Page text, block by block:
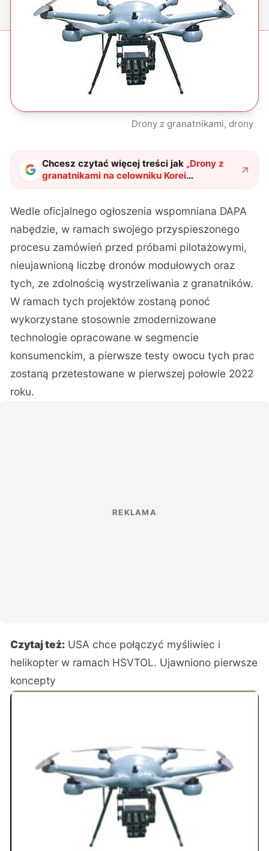
Drony z granatnikami, drony
Chcesz czytać więcej treści jak „Drony z
granatnikami na celowniku Korei
Południowej. Znamy szczegóły uzbrojenia i
Wedle oficjalnego ogłoszenia wspomniana DAPA
nabędzie, w ramach swojego przyspieszonego
procesu zamówień przed próbami pilotażowymi,
nieujawnioną liczbę dronów modułowych oraz
tych, ze zdolnością wystrzeliwania z granatników.
W ramach tych projektów zostaną ponoć
wykorzystane stosownie zmodernizowane
technologie opracowane w segmencie
konsumenckim, a pierwsze testy owocu tych prac
zostaną przetestowane w pierwszej połowie 2022
roku.
Czytaj też: USA chce połączyć myśliwiec i
helikopter w ramach HSVTOL. Ujawniono pierwsze
koncepty